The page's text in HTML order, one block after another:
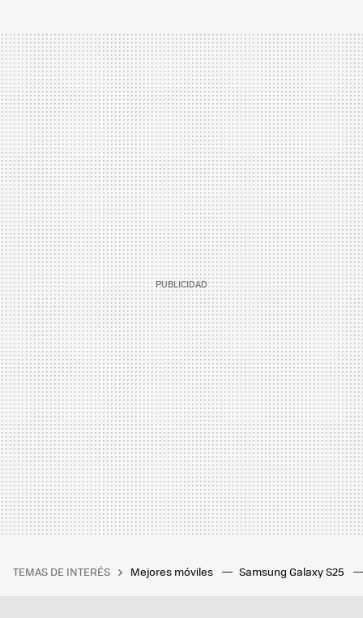
TEMAS DE INTERÉS Mejores móviles Samsung Galaxy S25